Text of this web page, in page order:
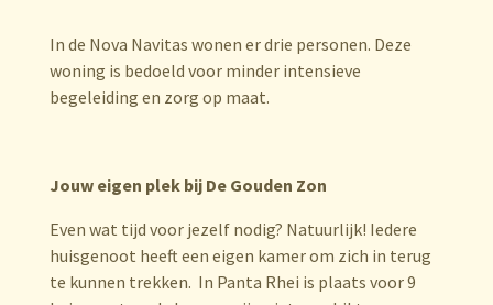
In de Nova Navitas wonen er drie personen. Deze
woning is bedoeld voor minder intensieve
begeleiding en zorg op maat.
Jouw eigen plek bij De Gouden Zon
Even wat tijd voor jezelf nodig? Natuurlijk! Iedere
huisgenoot heeft een eigen kamer om zich in terug
te kunnen trekken. In Panta Rhei is plaats voor 9